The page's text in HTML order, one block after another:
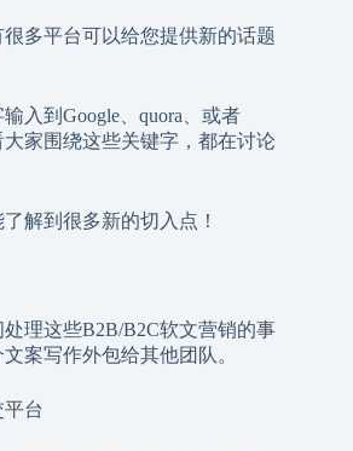
多平台可以给您提供新的话题
入到Google、quora、或者
大家围绕这些关键字，都在讨论
解到很多新的切入点！
理这些B2B/B2C软文营销的事
案写作外包给其他团队。
台